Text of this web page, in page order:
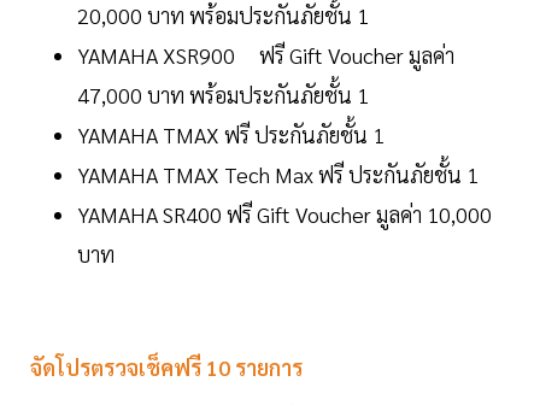
20,000 บาท พร้อมประกันภัยชั้น 1
YAMAHA XSR900 ฟรี Gift Voucher มูลค่า
47,000 บาท พร้อมประกันภัยชั้น 1
YAMAHA TMAX ฟรี ประกันภัยชั้น 1
YAMAHA TMAX Tech Max ฟรี ประกันภัยชั้น 1
YAMAHA SR400 ฟรี Gift Voucher มูลค่า 10,000
บาท
จัดโปรตรวจเช็คฟรี 10 รายการ